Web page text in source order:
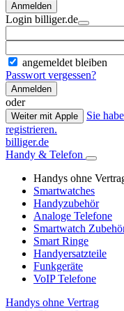
Anmelden
Login billiger.de
angemeldet bleiben
Passwort vergessen?
Anmelden
oder
Weiter mit Apple
Sie
registrieren.
billiger.de
Handy & Telefon
Handys ohne
Smartwatches
Handyzubehör
Analoge Telefone
Smartwatch
Smart Ringe
Handyersatzteile
Funkgeräte
VoIP Telefone
Handys ohne Vertrag